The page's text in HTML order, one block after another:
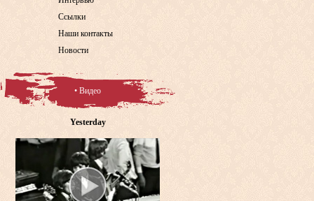
Ссылки
Наши контакты
Новости
• Видео
Yesterday